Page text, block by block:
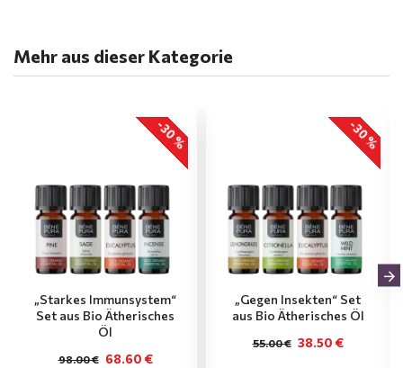
Mehr aus dieser Kategorie
-30 %
„Starkes Immunsystem“
Set aus Bio Ätherisches
Öl
68.60 €
98.00 €
-30 %
„Gegen Insekten“ Set
aus Bio Ätherisches Öl
38.50 €
55.00 €